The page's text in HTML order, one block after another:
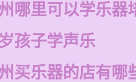
哪里可以学乐器
孩子学声乐
买乐器的店有哪